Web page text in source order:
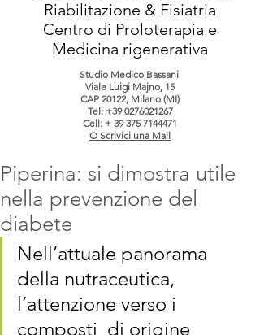
Riabilitazione & Fisiatria
Centro di Proloterapia e
Medicina rigenerativa
Studio Medico Bassani
Viale Luigi Majno, 15
CAP 20122, Milano (MI)
Tel: +39 0276021267
Cell: + 39 375 7144471
O Scrivici una Mail
Piperina: si dimostra utile
nella prevenzione del
diabete
Nell’attuale panorama
della nutraceutica,
l’attenzione verso i
composti  di origine